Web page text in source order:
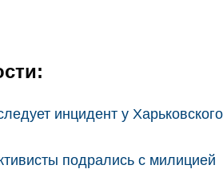
инцидент у
подрались с милицией